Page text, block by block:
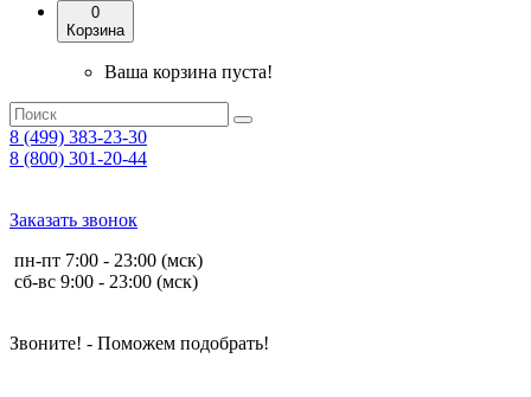
0
Корзина
Ваша корзина пуста!
8 (499) 383-23-30
8 (800) 301-20-44
Заказать звонок
пн-пт 7:00 - 23:00 (мск)
сб-вс 9:00 - 23:00 (мск)
Звоните! - Поможем подобрать!